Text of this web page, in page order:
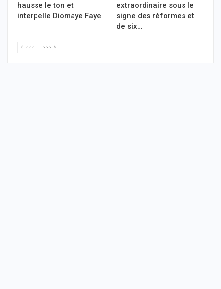
hausse le ton et
interpelle Diomaye Faye
extraordinaire sous le
signe des réformes et
de six…
<<< >>>